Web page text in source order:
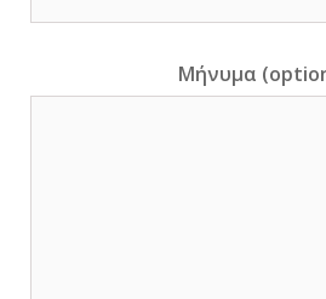
Μήνυμα